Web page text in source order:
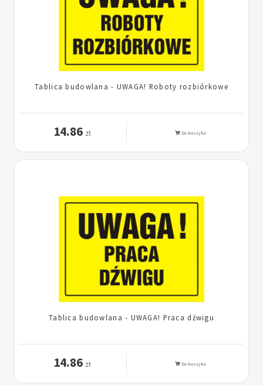
Tablica budowlana - UWAGA! Roboty rozbiórkowe
14.86 zł Do koszyka
Tablica budowlana - UWAGA! Praca dźwigu
14.86 zł Do koszyka